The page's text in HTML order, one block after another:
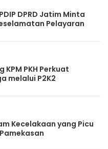
DPRD Jatim Minta
Pelayaran
KPM PKH Perkuat
melalui P2K2
Kecelakaan yang Picu